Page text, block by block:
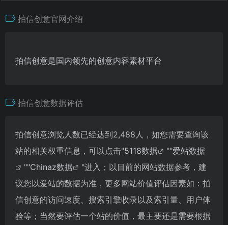
拍信创意官网介绍
拍信创意是国内领先的创意内容素材平台
拍信创意数据评估
拍信创意浏览人数已经达到2,488人，如您需要查询该
站的相关权重信息，可以点击"5118数据 ""爱站数据
""Chinaz数据
"进入；以目前的网站数据参考，建
议您以爱站的数据为准，更多网站价值评估因素如：拍
信创意的访问速度、搜索引擎收录以及索引量、用户体
验等；当然要评估一个站的价值，最主要还是需要根据